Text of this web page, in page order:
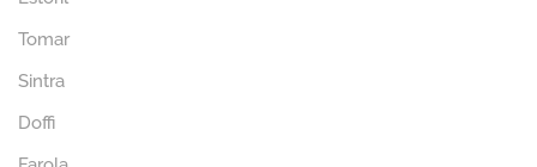
Tomar
Sintra
Doffi